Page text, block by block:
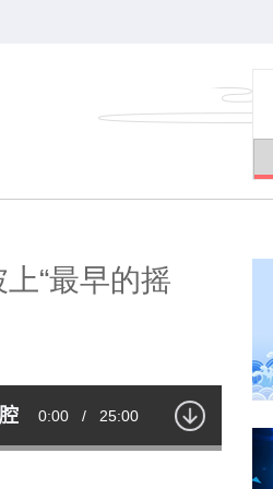
“最早的摇
Current
0:00 / Duration
25:00